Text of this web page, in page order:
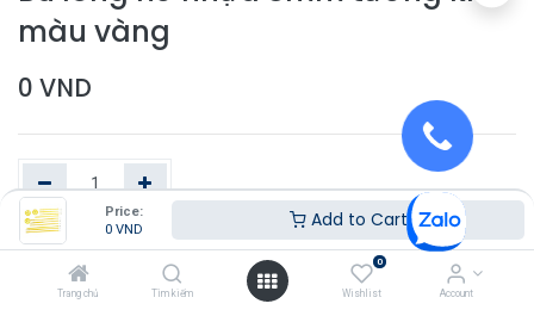
Price:
0 VND Add to Cart
Trang chủ Tìm kiếm
0
Wishlist Account
màu vàng
0 VND
Thêm vào giỏ hàng